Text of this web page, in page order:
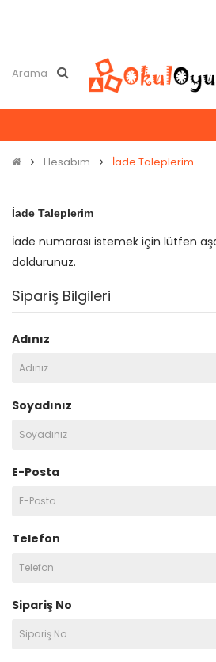
Hesabım İade Taleplerim
İade Taleplerim
İade numarası istemek için lütfen
doldurunuz.
Sipariş Bilgileri
Adınız
Soyadınız
E-Posta
Telefon
Sipariş No